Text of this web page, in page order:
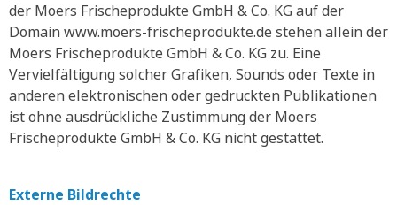
der Moers Frischeprodukte GmbH & Co. KG auf der
Domain www.moers-frischeprodukte.de stehen allein der
Moers Frischeprodukte GmbH & Co. KG zu. Eine
Vervielfältigung solcher Grafiken, Sounds oder Texte in
anderen elektronischen oder gedruckten Publikationen
ist ohne ausdrückliche Zustimmung der Moers
Frischeprodukte GmbH & Co. KG nicht gestattet.
Externe Bildrechte